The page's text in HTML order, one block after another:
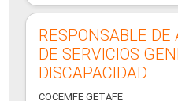
RESPONSABLE
DE SERVICIOS
DISCAPACIDAD
COCEMFE GETAFE